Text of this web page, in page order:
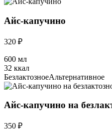
Айс-капучино
320 ₽
600 мл
32 ккал
БезлактозноеАльтернативное
Айс-капучино на
350 ₽